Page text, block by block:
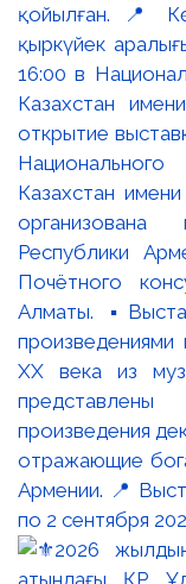
қойылған. 📍
қыркүйек
16:00 в
Казахстан
открытие
Казахстан
Республики
Почётного
Алматы.
произведениями
XX века из
произведения
отражающие
Армении. 📍
по 2 сентября